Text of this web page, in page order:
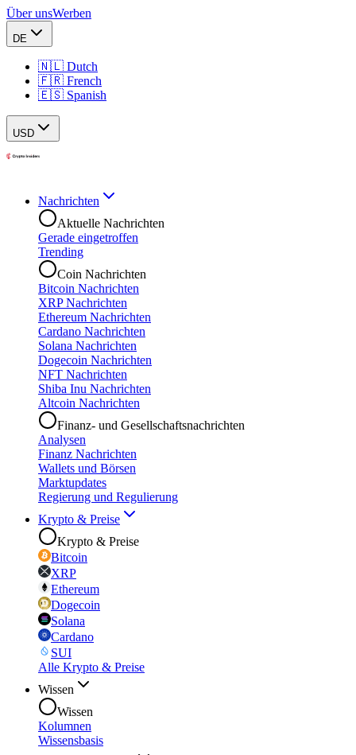
Über unsWerben
DE
🇳🇱 Dutch
🇫🇷 French
🇪🇸 Spanish
USD
Nachrichten
Aktuelle Nachrichten
Gerade eingetroffen
Trending
Coin Nachrichten
Bitcoin Nachrichten
XRP Nachrichten
Ethereum Nachrichten
Cardano Nachrichten
Solana Nachrichten
Dogecoin Nachrichten
NFT Nachrichten
Shiba Inu Nachrichten
Altcoin Nachrichten
Finanz- und Gesellschaftsnachrichten
Analysen
Finanz Nachrichten
Wallets und Börsen
Marktupdates
Regierung und Regulierung
Krypto & Preise
Krypto & Preise
Bitcoin
XRP
Ethereum
Dogecoin
Solana
Cardano
SUI
Alle Krypto & Preise
Wissen
Wissen
Kolumnen
Wissensbasis